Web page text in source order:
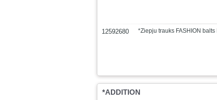
12592680 *Ziepju trauks FASHION balts
*ADDITION